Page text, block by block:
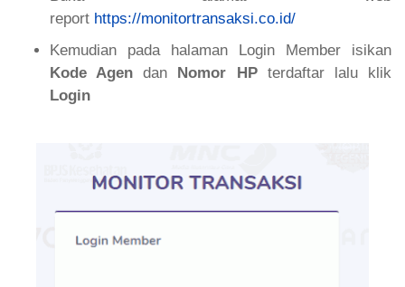
report https://monitortransaksi.co.id/
Kemudian pada halaman Login Member isikan
Kode Agen dan Nomor HPterdaftar lalu klik
Login